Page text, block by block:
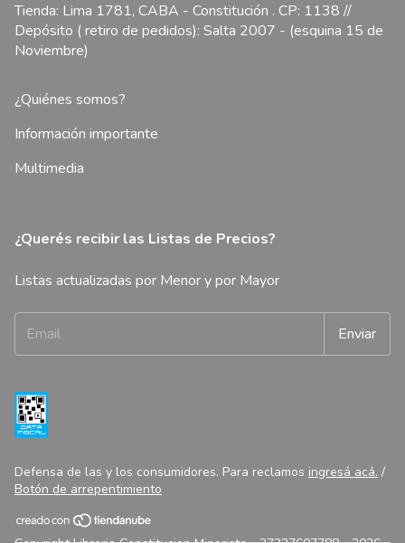
Tienda: Lima 1781, CABA - Constitución . CP: 1138 //
Depósito ( retiro de pedidos): Salta 2007 - (esquina 15 de
Noviembre)
¿Quiénes somos?
Información importante
Multimedia
¿Querés recibir las Listas de Precios?
Listas actualizadas por Menor y por Mayor
Defensa de las y los consumidores. Para reclamos ingresá acá. /
Botón de arrepentimiento